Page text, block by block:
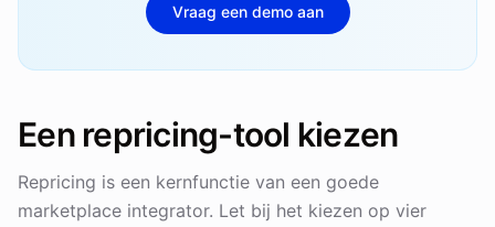
Vraag een demo aan
Een repricing-tool kiezen
Repricing is een kernfunctie van een goede
marketplace integrator. Let bij het kiezen op vier